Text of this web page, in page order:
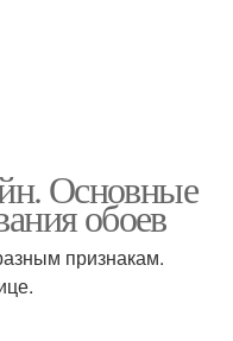
Основные
обоев
признакам.